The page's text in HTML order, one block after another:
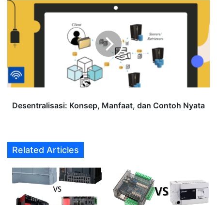
Desentralisasi:
dan
Contoh
Desentralisasi: Konsep, Manfaat, dan Contoh Nyata
Related Articles